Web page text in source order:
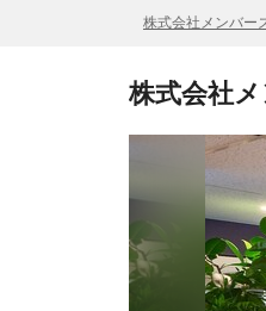
株式会社メンバー
株式会社